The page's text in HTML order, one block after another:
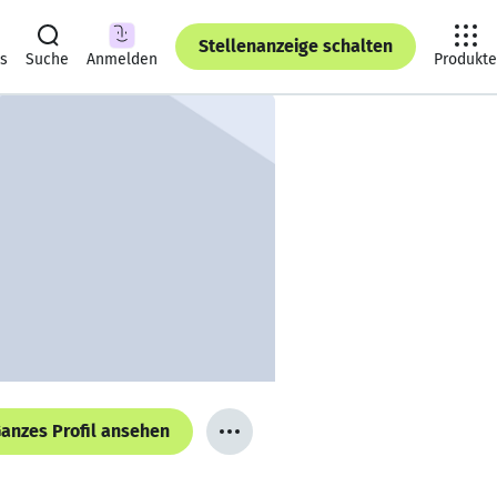
Suche Anmelden
Stellenanzeige schalten
Produkte
Profil ansehen